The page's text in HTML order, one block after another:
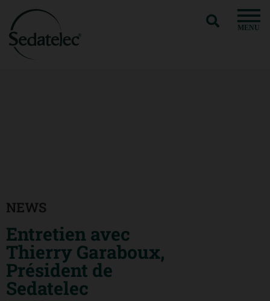
MENU
NEWS
Entretien avec
Thierry Garaboux,
Président de
Sedatelec